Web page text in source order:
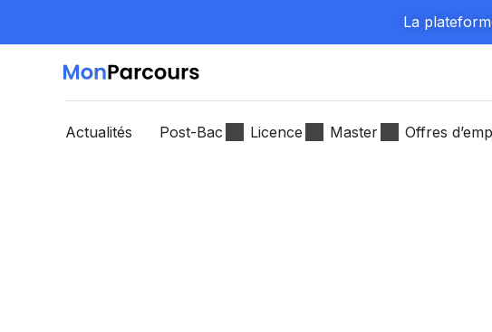
La
Actualités Post-Bac Licence Master Offres